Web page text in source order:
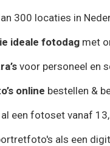
300 locaties in
ideale fotodag met
voor personeel en
online bestellen &
een fotoset vanaf
als een